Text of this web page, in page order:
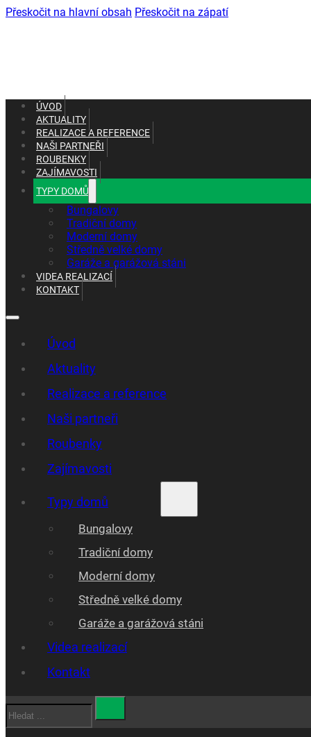
Přeskočit na hlavní obsah Přeskočit na zápatí
+420 602 661 287
+420 465 637 010
ÚVOD
AKTUALITY
REALIZACE A REFERENCE
NAŠI PARTNEŘI
ROUBENKY
ZAJÍMAVOSTI
TYPY DOMŮ
Bungalovy
Tradiční domy
Moderní domy
Středně velké domy
Garáže a garážová stáni
VIDEA REALIZACÍ
KONTAKT
Úvod
Aktuality
Realizace a reference
Naši partneři
Roubenky
Zajímavosti
Typy domů
Bungalovy
Tradiční domy
Moderní domy
Středně velké domy
Garáže a garážová stáni
Videa realizací
Kontakt
Hledat